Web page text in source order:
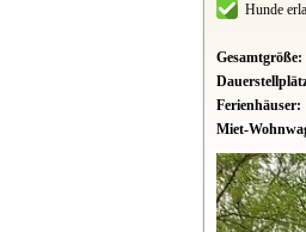
Hunde
Gesamtgröße:
Ferienhäuser:
Miet-